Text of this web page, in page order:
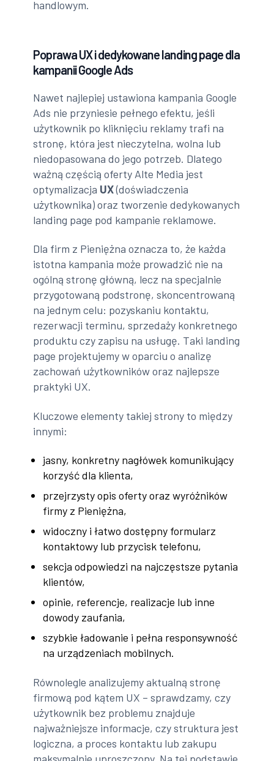
handlowym.
Poprawa UX i dedykowane landing page dla
kampanii Google Ads
Nawet najlepiej ustawiona kampania Google
Ads nie przyniesie pełnego efektu, jeśli
użytkownik po kliknięciu reklamy trafi na
stronę, która jest nieczytelna, wolna lub
niedopasowana do jego potrzeb. Dlatego
ważną częścią oferty Alte Media jest
optymalizacja UX(doświadczenia
użytkownika) oraz tworzenie dedykowanych
landing page pod kampanie reklamowe.
Dla firm z Pieniężna oznacza to, że każda
istotna kampania może prowadzić nie na
ogólną stronę główną, lecz na specjalnie
przygotowaną podstronę, skoncentrowaną
na jednym celu: pozyskaniu kontaktu,
rezerwacji terminu, sprzedaży konkretnego
produktu czy zapisu na usługę. Taki landing
page projektujemy w oparciu o analizę
zachowań użytkowników oraz najlepsze
praktyki UX.
Kluczowe elementy takiej strony to między
innymi:
jasny, konkretny nagłówek komunikujący
korzyść dla klienta,
przejrzysty opis oferty oraz wyróżników
firmy z Pieniężna,
widoczny i łatwo dostępny formularz
kontaktowy lub przycisk telefonu,
sekcja odpowiedzi na najczęstsze pytania
klientów,
opinie, referencje, realizacje lub inne
dowody zaufania,
szybkie ładowanie i pełna responsywność
na urządzeniach mobilnych.
Równolegle analizujemy aktualną stronę
firmową pod kątem UX – sprawdzamy, czy
użytkownik bez problemu znajduje
najważniejsze informacje, czy struktura jest
logiczna, a proces kontaktu lub zakupu